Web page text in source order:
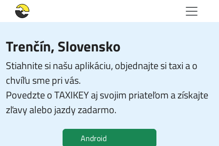
Trenčín, Slovensko
Stiahnite si našu aplikáciu, objednajte si taxi a o
chvíľu sme pri vás.
Povedzte o TAXIKEY aj svojim priateľom a získajte
zľavy alebo jazdy zadarmo.
Android